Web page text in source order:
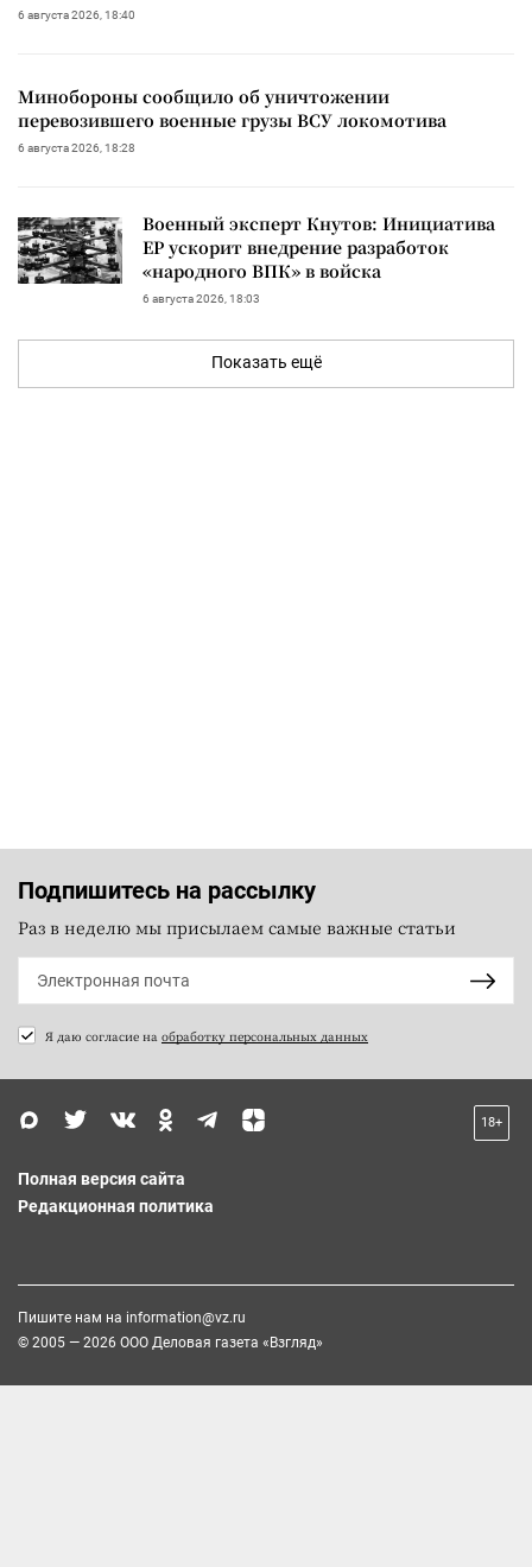
6 августа 2026, 18:40
Минобороны сообщило об уничтожении
перевозившего военные грузы ВСУ локомотива
6 августа 2026, 18:28
Военный эксперт Кнутов: Инициатива
ЕР ускорит внедрение разработок
«народного ВПК» в войска
6 августа 2026, 18:03
Показать ещё
Подпишитесь на рассылку
Раз в неделю мы присылаем самые важные статьи
Я даю согласие на обработку персональных данных
18+
Полная версия сайта
Редакционная политика
Пишите нам на information@vz.ru
© 2005 — 2026 ООО Деловая газета «Взгляд»